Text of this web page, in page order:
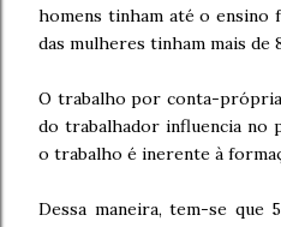
homens tinham até o ensino
das mulheres tinham mais de
O trabalho por conta-
do trabalhador influencia no
o trabalho é inerente à
Dessa maneira, tem-se que